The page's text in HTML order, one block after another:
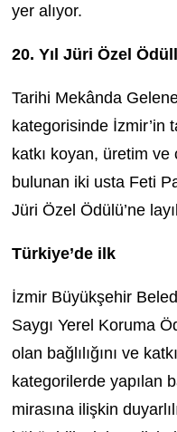
yer alıyor.
20. Yıl Jüri Özel
Tarihi Mekânda
kategorisinde İzmir’in
katkı koyan, üretim
bulunan iki usta Feti
Jüri Özel Ödülü’ne
Türkiye’de ilk
İzmir Büyükşehir
Saygı Yerel Koruma
olan bağlılığını ve
kategorilerde yapılan
mirasına ilişkin